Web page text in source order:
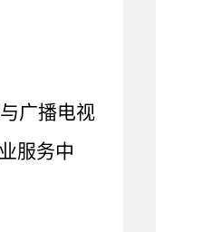
广播电视
服务中